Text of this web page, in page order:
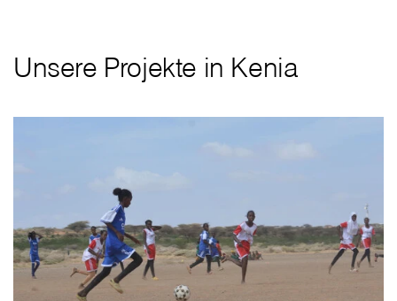
Unsere Projekte in Kenia